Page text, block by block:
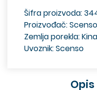
Šifra proizvoda:
Proizvođač: Scenso
Zemlja porekla: Kina
Uvoznik: Scenso